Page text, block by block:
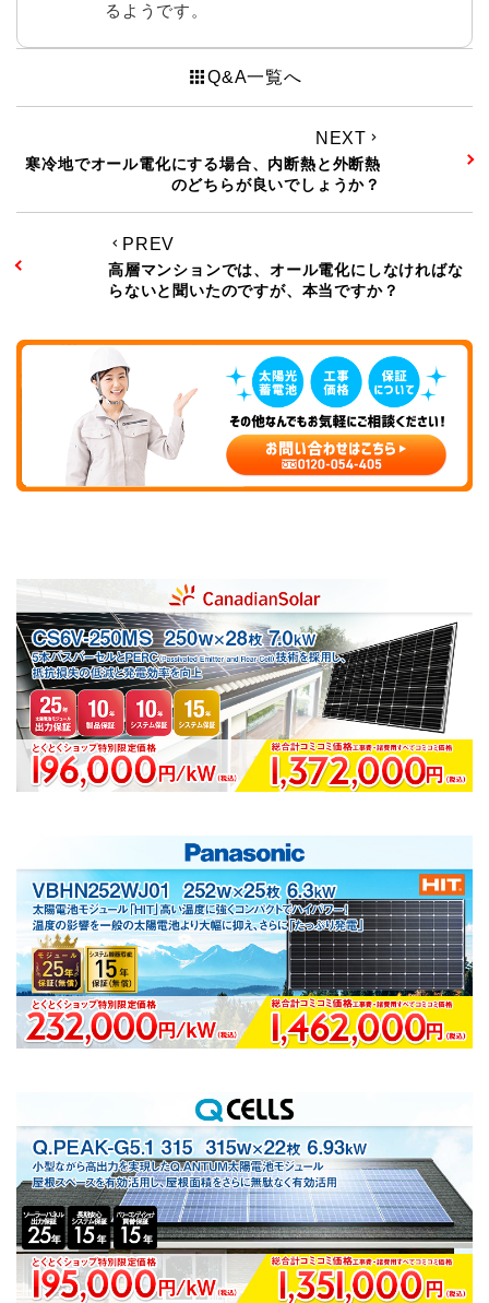
るようです。
appsQ&A一覧へ
keyboard_arrow_left PREV
高層マンションでは、オール電化にしなければな
らないと聞いたのですが、本当ですか？
NEXT keyboard_arrow_right
寒冷地でオール電化にする場合、内断熱と外断熱
のどちらが良いでしょうか？